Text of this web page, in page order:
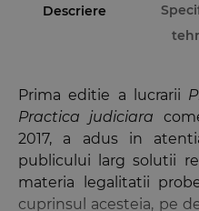
Descriere
Prima editie a lucrarii
Practica judiciara
2017, a adus in
publicului larg solutii
materia legalitatii
cuprinsul acesteia, pe